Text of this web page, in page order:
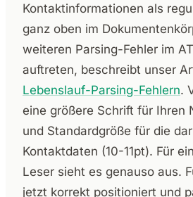
Kontaktinformationen als
ganz oben im
weiteren Parsing-Fehler im
auftreten, beschreibt unser
Lebenslauf-Parsing-Fehlern.
eine größere Schrift für Ihren
und Standardgröße für die
Kontaktdaten (10-11pt). Für
Leser sieht es genauso aus.
jetzt korrekt positioniert und